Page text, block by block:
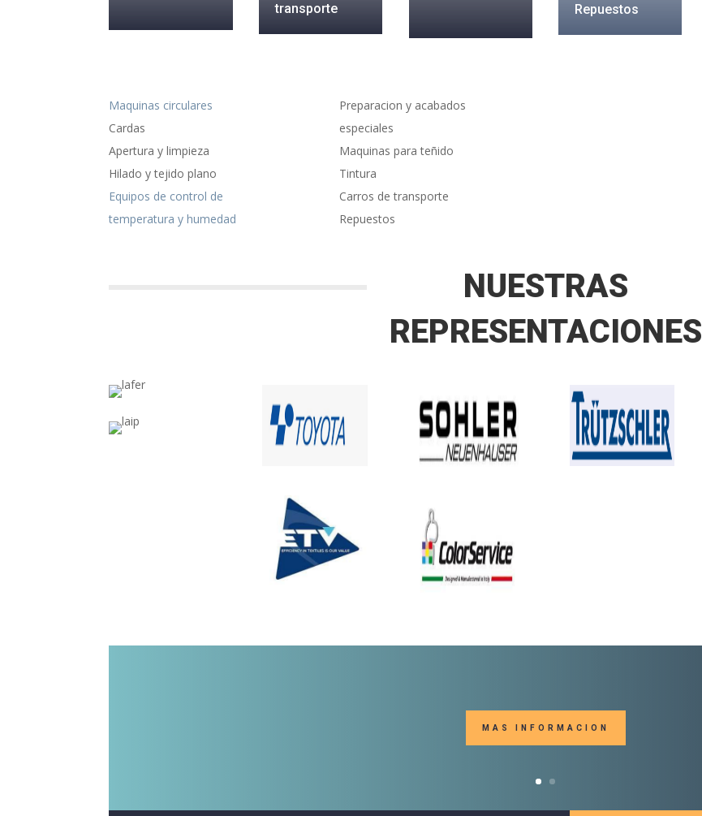
transporte
Repuestos
Maquinas circulares
Cardas
Apertura y limpieza
Hilado y tejido plano
Equipos de control de
temperatura y humedad
Preparacion y acabados
especiales
Maquinas para teñido
Tintura
Carros de transporte
Repuestos
NUESTRAS
REPRESENTACIONES
MAS INFORMACION